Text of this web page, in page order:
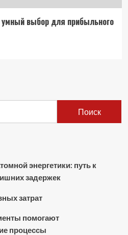
выбор для прибыльного
Поиск
энергетики: путь к
задержек
затрат
помогают
процессы